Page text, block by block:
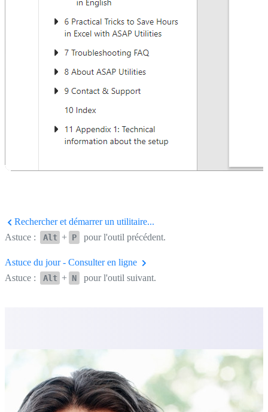
Rechercher et démarrer un utilitaire...
Astuce :
Alt + P pour l'outil précédent.
Astuce du jour - Consulter en ligne
Astuce :
Alt + N pour l'outil suivant.